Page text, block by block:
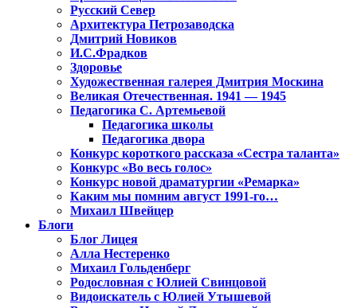
Русский Север
Архитектура Петрозаводска
Дмитрий Новиков
И.С.Фрадков
Здоровье
Художественная галерея Дмитрия Москина
Великая Отечественная. 1941 — 1945
Педагогика С. Артемьевой
Педагогика школы
Педагогика двора
Конкурс короткого рассказа «Сестра таланта»
Конкурс «Во весь голос»
Конкурс новой драматургии «Ремарка»
Каким мы помним август 1991-го…
Михаил Швейцер
Блоги
Блог Лицея
Алла Нестеренко
Михаил Гольденберг
Родословная с Юлией Свинцовой
Видоискатель с Юлией Утышевой